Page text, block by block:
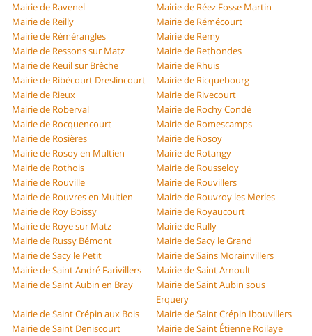
Mairie de Ravenel
Mairie de Réez Fosse Martin
Mairie de Reilly
Mairie de Rémécourt
Mairie de Rémérangles
Mairie de Remy
Mairie de Ressons sur Matz
Mairie de Rethondes
Mairie de Reuil sur Brêche
Mairie de Rhuis
Mairie de Ribécourt Dreslincourt
Mairie de Ricquebourg
Mairie de Rieux
Mairie de Rivecourt
Mairie de Roberval
Mairie de Rochy Condé
Mairie de Rocquencourt
Mairie de Romescamps
Mairie de Rosières
Mairie de Rosoy
Mairie de Rosoy en Multien
Mairie de Rotangy
Mairie de Rothois
Mairie de Rousseloy
Mairie de Rouville
Mairie de Rouvillers
Mairie de Rouvres en Multien
Mairie de Rouvroy les Merles
Mairie de Roy Boissy
Mairie de Royaucourt
Mairie de Roye sur Matz
Mairie de Rully
Mairie de Russy Bémont
Mairie de Sacy le Grand
Mairie de Sacy le Petit
Mairie de Sains Morainvillers
Mairie de Saint André Farivillers
Mairie de Saint Arnoult
Mairie de Saint Aubin en Bray
Mairie de Saint Aubin sous
Erquery
Mairie de Saint Crépin aux Bois
Mairie de Saint Crépin Ibouvillers
Mairie de Saint Deniscourt
Mairie de Saint Étienne Roilaye